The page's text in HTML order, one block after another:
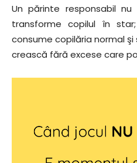
Un părinte responsabil
transforme copilul în
consume copilăria normal
crească fără excese care